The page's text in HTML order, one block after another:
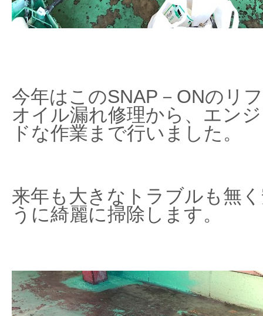
今年はこのSNAP－ONのリ
オイル漏れ修理から、エン
ドな作業まで行いました。
来年も大きなトラブルも無
うに綺麗に掃除します。